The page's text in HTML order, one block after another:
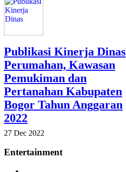
Publikasi Kinerja Dinas
Perumahan, Kawasan
Pemukiman dan
Pertanahan Kabupaten
Bogor Tahun Anggaran
2022
27 Dec 2022
Entertainment